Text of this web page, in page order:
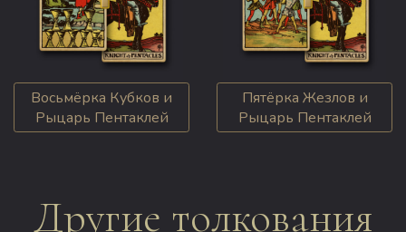
Восьмёрка Кубков и
Рыцарь Пентаклей
Пятёрка Жезлов и
Рыцарь Пентаклей
Другие толкования